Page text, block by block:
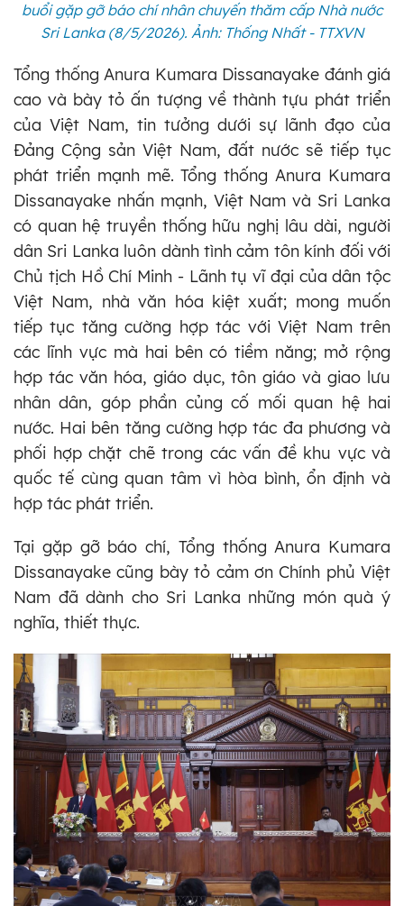
buổi gặp gỡ báo chí nhân chuyến thăm cấp Nhà nước
Sri Lanka (8/5/2026). Ảnh: Thống Nhất - TTXVN
Tổng thống Anura Kumara Dissanayake đánh giá
cao và bày tỏ ấn tượng về thành tựu phát triển
của Việt Nam, tin tưởng dưới sự lãnh đạo của
Đảng Cộng sản Việt Nam, đất nước sẽ tiếp tục
phát triển mạnh mẽ. Tổng thống Anura Kumara
Dissanayake nhấn mạnh, Việt Nam và Sri Lanka
có quan hệ truyền thống hữu nghị lâu dài, người
dân Sri Lanka luôn dành tình cảm tôn kính đối với
Chủ tịch Hồ Chí Minh - Lãnh tụ vĩ đại của dân tộc
Việt Nam, nhà văn hóa kiệt xuất; mong muốn
tiếp tục tăng cường hợp tác với Việt Nam trên
các lĩnh vực mà hai bên có tiềm năng; mở rộng
hợp tác văn hóa, giáo dục, tôn giáo và giao lưu
nhân dân, góp phần củng cố mối quan hệ hai
nước. Hai bên tăng cường hợp tác đa phương và
phối hợp chặt chẽ trong các vấn đề khu vực và
quốc tế cùng quan tâm vì hòa bình, ổn định và
hợp tác phát triển.
Tại gặp gỡ báo chí, Tổng thống Anura Kumara
Dissanayake cũng bày tỏ cảm ơn Chính phủ Việt
Nam đã dành cho Sri Lanka những món quà ý
nghĩa, thiết thực.